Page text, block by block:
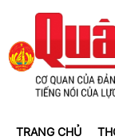
TRANG CHỦ